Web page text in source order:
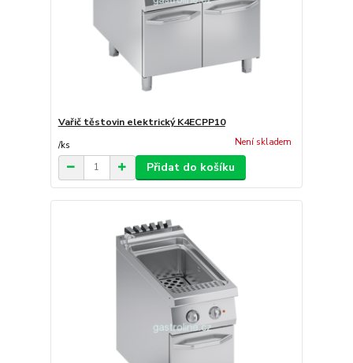
Vařič těstovin elektrický K4ECPP10
/ks Není skladem
Přidat do košíku